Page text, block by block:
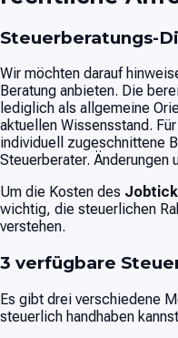
Steuerberatungs-
Wir möchten darauf
Beratung anbieten. Die
lediglich als allgemeine
aktuellen Wissensstand.
individuell zugeschnittene
Steuerberater. Änderungen
Um die Kosten des
wichtig, die steuerlichen
verstehen.
3 verfügbare
Es gibt drei verschiedene
steuerlich handhaben